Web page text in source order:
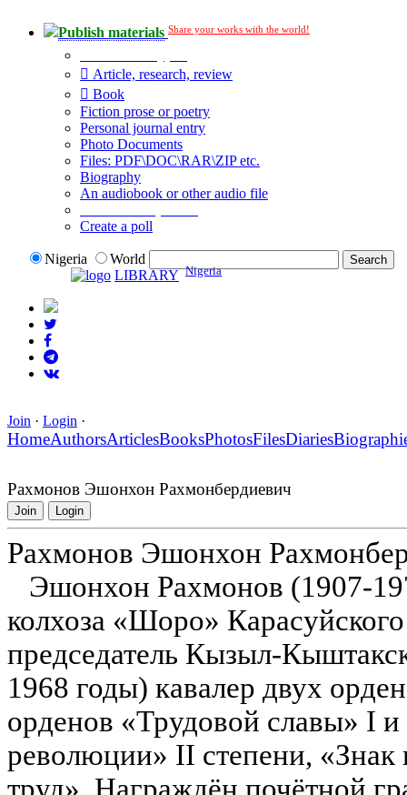
Publish materials Share your works with the world!
Article, research, review
Book
Fiction prose or poetry
Personal journal entry
Photo Documents
Files: PDF\DOC\RAR\ZIP etc.
Biography
An audiobook or other audio file
Create a poll
Nigeria
World
LIBRARY Nigeria
Join · Login ·
HomeAuthorsArticlesBooksPhotosFilesDiaries
Рахмонов Эшонхон Рахмонбердиевич
Join Login
Рахмонов Эшонхон
Эшонхон Рахмонов (1907-
колхоза «Шоро»
председатель Кызыл-
1968 годы) кавалер двух
орденов «Трудовой славы» I
революции» II степени, «Знак
труд». Награждён почётной